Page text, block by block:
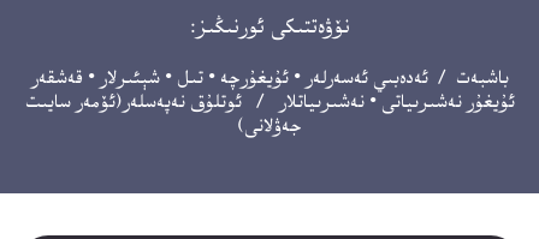
نۆۋەتتىكى ئورنىڭىز:
باشبەت /ئەدەبىي ئەسەرلەر •ئۇيغۇرچە •تىل •شېئىرلار • قەشقەر
ئۇيغۇر نەشىرىياتى •نەشىرىياتلار
/ ئوتلۇق نەپەسلەر(ئۆمەر سايىت
جەۋلانى)